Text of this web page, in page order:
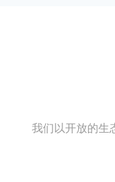
我们以开放的生